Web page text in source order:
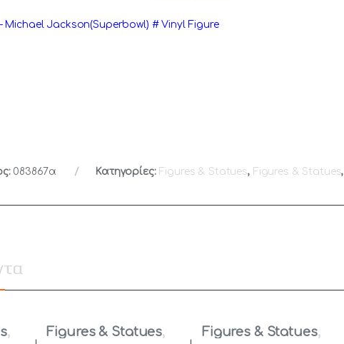
Michael Jackson(Superbowl) # Vinyl Figure
083867α Κατηγορίες: Figures & Statues, Figures & Statues,
,
Figures & Statues,
Figures & Statues,